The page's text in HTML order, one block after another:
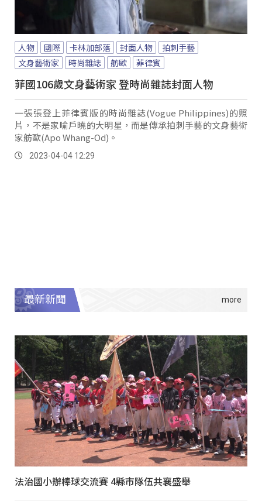
人物 國際 卡林加部落 封面人物
拍刺手藝
文身藝術家
時尚雜誌 舫歐 菲律賓
菲國106歲文身藝術家 登時尚雜誌封面人物
一張張登上菲律賓版的時尚雜誌(Vogue Philippines)的照
片，不是家喻戶曉的大明星，而是傳承拍刺手藝的文身藝術
家舫歐(Apo Whang-Od)。
2023-04-04 12:29
最新新聞
法治國小辦棒球交流賽 4縣市隊伍共襄盛舉